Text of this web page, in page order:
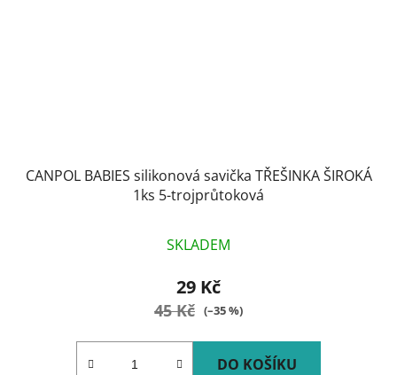
CANPOL BABIES silikonová savička TŘEŠINKA ŠIROKÁ
1ks 5-trojprůtoková
SKLADEM
29 Kč
45 Kč (–35 %)
DO KOŠÍKU